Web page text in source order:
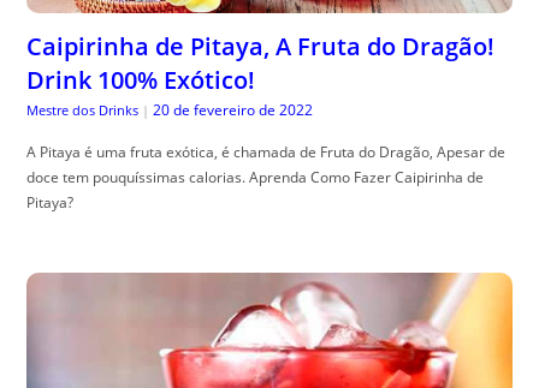
Caipirinha de Pitaya, A Fruta do Dragão!
Drink 100% Exótico!
Mestre dos Drinks | 20 de fevereiro de 2022
A Pitaya é uma fruta exótica, é chamada de Fruta do Dragão, Apesar de
doce tem pouquíssimas calorias. Aprenda Como Fazer Caipirinha de
Pitaya?